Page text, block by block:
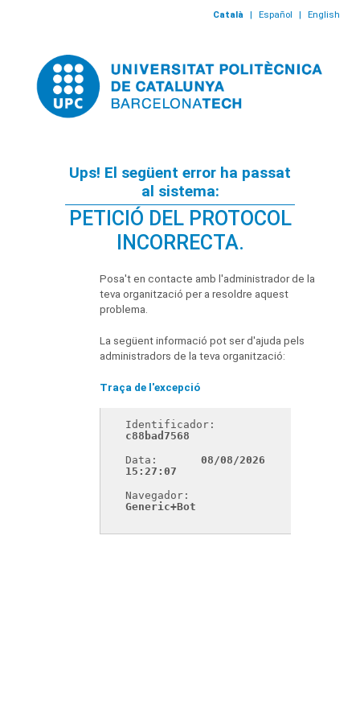
Català | Español | English
Ups! El següent error ha passat
al sistema:
PETICIÓ DEL PROTOCOL
INCORRECTA.
Posa't en contacte amb l'administrador de la
teva organització per a resoldre aquest
problema.
La següent informació pot ser d'ajuda pels
administradors de la teva organització:
Traça de l'excepció
c88bad7568
Data:
08/08/2026
15:27:07
Generic+Bot